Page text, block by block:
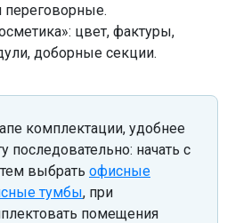
переговорные.
цвет, фактуры,
доборные секции.
комплектации, удобнее
последовательно: начать с
выбрать офисные
тумбы, при
помещения